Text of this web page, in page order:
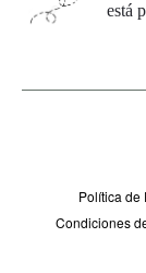
está
Política de
Condiciones